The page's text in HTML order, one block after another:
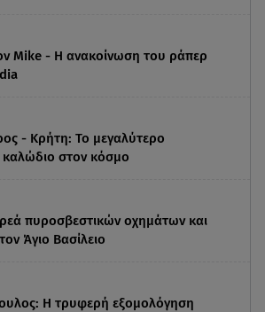
Mike - Η ανακοίνωση του ράπερ
- Κρήτη: Το μεγαλύτερο
στον κόσμο
πυροσβεστικών οχημάτων και
Άγιο Βασίλειο
Η τρυφερή εξομολόγηση